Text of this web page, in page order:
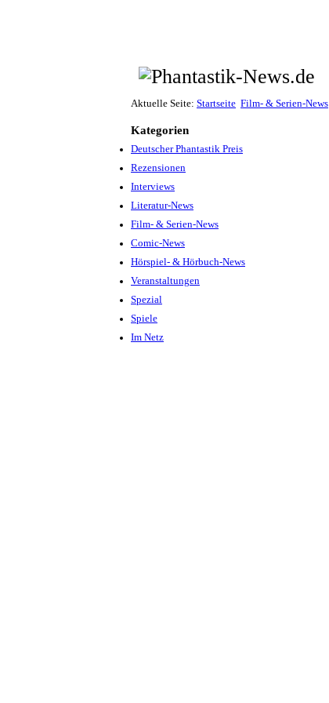
Aktuelle Seite: Startseite Film- & Serien-News
Kategorien
Deutscher Phantastik Preis
Rezensionen
Interviews
Literatur-News
Film- & Serien-News
Comic-News
Hörspiel- & Hörbuch-News
Veranstaltungen
Spezial
Spiele
Im Netz